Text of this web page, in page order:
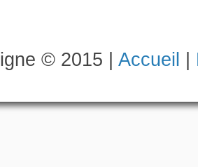
© 2015 | Accueil